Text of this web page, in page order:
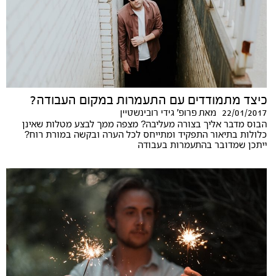
כיצד מתמודדים עם התעמרות במקום העבודה?
22/01/2017 מאתפרופ' גידי רובינשטיין
הבוס מדבר אליך בצורה מעליבה? מצפה ממך לבצע מטלות שאינן
כלולות בתיאור התפקיד ומתייחס לכל הערה ובקשה במורת רוח?
ייתכן שמדובר בהתעמרות בעבודה